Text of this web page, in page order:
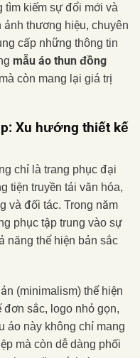
tìm kiếm sự đổi mới và
ảnh thương hiệu, chuyên
cấp những thông tin
mẫu áo thun đồng
còn mang lại giá trị
Xu hướng thiết kế
chỉ là trang phục đại
tiện truyền tải văn hóa,
và đối tác. Trong năm
phục tập trung vào sự
năng thể hiện bản sắc
(minimalism) thể hiện
đơn sắc, logo nhỏ gọn,
áo này không chỉ mang
mà còn dễ dàng phối